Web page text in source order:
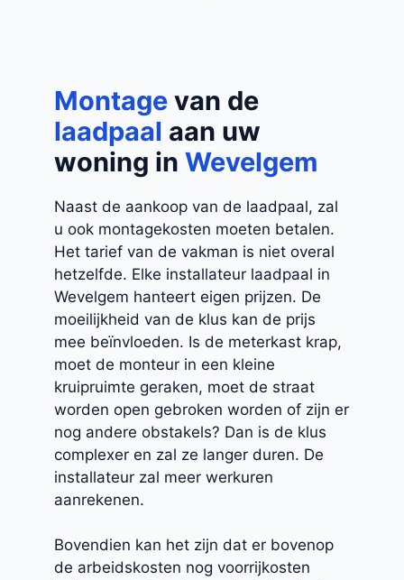
Montage van de
laadpaal aan uw
woning in Wevelgem
Naast de aankoop van de laadpaal, zal
u ook montagekosten moeten betalen.
Het tarief van de vakman is niet overal
hetzelfde. Elke installateur laadpaal in
Wevelgem hanteert eigen prijzen. De
moeilijkheid van de klus kan de prijs
mee beïnvloeden. Is de meterkast krap,
moet de monteur in een kleine
kruipruimte geraken, moet de straat
worden open gebroken worden of zijn er
nog andere obstakels? Dan is de klus
complexer en zal ze langer duren. De
installateur zal meer werkuren
aanrekenen.
Bovendien kan het zijn dat er bovenop
de arbeidskosten nog voorrijkosten